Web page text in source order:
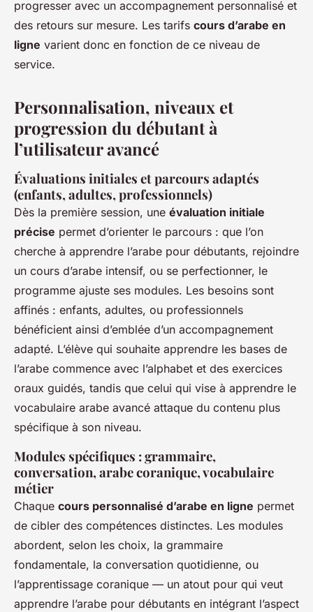
progresser avec un accompagnement personnalisé et
des retours sur mesure. Les tarifs cours d’arabe en
ligne varient donc en fonction de ce niveau de
service.
Personnalisation, niveaux et
progression du débutant à
l’utilisateur avancé
Évaluations initiales et parcours adaptés
(enfants, adultes, professionnels)
Dès la première session, une évaluation initiale
précise permet d’orienter le parcours : que l’on
cherche à apprendre l’arabe pour débutants, rejoindre
un cours d’arabe intensif, ou se perfectionner, le
programme ajuste ses modules. Les besoins sont
affinés : enfants, adultes, ou professionnels
bénéficient ainsi d’emblée d’un accompagnement
adapté. L’élève qui souhaite apprendre les bases de
l’arabe commence avec l’alphabet et des exercices
oraux guidés, tandis que celui qui vise à apprendre le
vocabulaire arabe avancé attaque du contenu plus
spécifique à son niveau.
Modules spécifiques : grammaire,
conversation, arabe coranique, vocabulaire
métier
Chaque cours personnalisé d’arabe en ligne permet
de cibler des compétences distinctes. Les modules
abordent, selon les choix, la grammaire
fondamentale, la conversation quotidienne, ou
l’apprentissage coranique — un atout pour qui veut
apprendre l’arabe pour débutants en intégrant l’aspect